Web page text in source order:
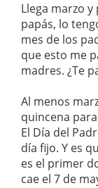
Llega marzo
papás, lo
mes de los
que esto me
madres. ¿Te
Al menos
quincena
El Día del
día fijo. Y es
es el primer
cae el 7 de